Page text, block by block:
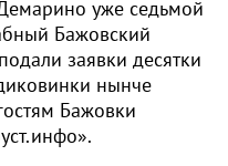
уже седьмой
Бажовский
заявки десятки
нынче
Бажовки